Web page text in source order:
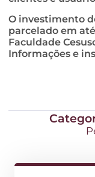
O investimento
parcelado em
Faculdade
Informações e